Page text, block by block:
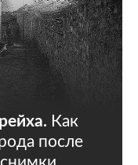
Как
после